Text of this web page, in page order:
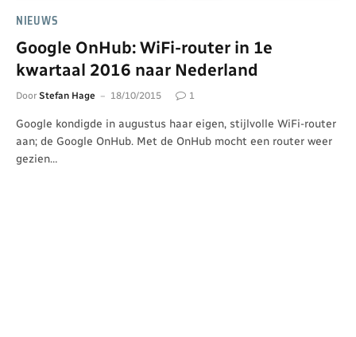
NIEUWS
Google OnHub: WiFi-router in 1e
kwartaal 2016 naar Nederland
Door Stefan Hage 18/10/2015 1
Google kondigde in augustus haar eigen, stijlvolle WiFi-router
aan; de Google OnHub. Met de OnHub mocht een router weer
gezien…